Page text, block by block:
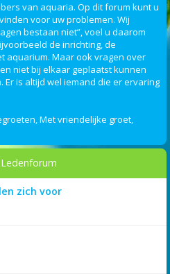
van aquaria. Op dit forum kunt u
voor uw problemen. Wij
bestaan niet”, voel u daarom
de inrichting, de
aquarium. Maar ook vragen over
niet bij elkaar geplaatst kunnen
is altijd wel iemand die er ervaring
Met vriendelijke groet,
Ledenforum
zich voor